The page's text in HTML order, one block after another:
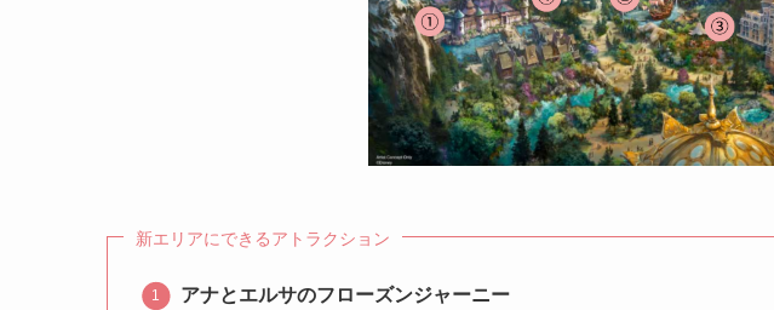
新エリアにできるアトラクション
アナとエルサのフローズンジャーニー